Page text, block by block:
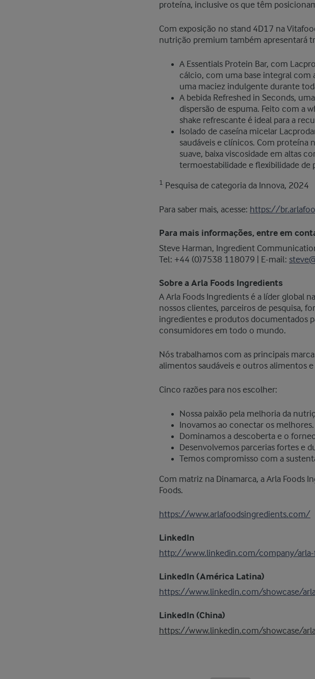
proteína, inclusive os que têm
Com exposição no stand 4D17 na
nutrição premium também apresentará
A Essentials Protein Bar, com
cálcio, com uma base integral com
uma maciez indulgente durante
A bebida Refreshed in Seconds,
dispersão de espuma. Feito com a
shake refrescante é ideal para a
Isolado de caseína micelar
saudáveis e clínicos. Com proteína
suave, baixa viscosidade em altas
termoestabilidade e flexibilidade de
1 Pesquisa de categoria da Innova, 2024
Para saber mais, acesse: https://
Para mais informações, entre em
Steve Harman, Ingredient
​Tel: +44 (0)7538 118079 | E-mail:
Sobre a Arla Foods Ingredients
​A Arla Foods Ingredients é a líder global
nossos clientes, parceiros de pesquisa,
ingredientes e produtos documentados
consumidores em todo o mundo.
Nós trabalhamos com as principais
alimentos saudáveis e outros alimentos e
Cinco razões para nos escolher:
Nossa paixão pela melhoria da
Inovamos ao conectar os melhores.
Dominamos a descoberta e o
Desenvolvemos parcerias fortes e
Temos compromisso com a
Com matriz na Dinamarca, a Arla Foods
Foods.
https://www.arlafoodsingredients.com/
LinkedIn
http://www.linkedin.com/company/
LinkedIn (América Latina)
https://www.linkedin.com/showcase/
LinkedIn (China)
https://www.linkedin.com/showcase/